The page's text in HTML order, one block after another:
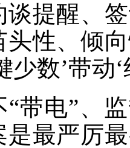
谈提醒、
头性、倾
少数’带动
电”、监
是最严厉